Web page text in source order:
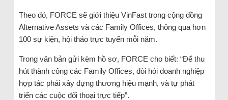
Theo đó, FORCE sẽ giới thiệu VinFast trong cộng đồng
Alternative Assets và các Family Offices, thông qua hơn
100 sự kiện, hội thảo trực tuyến mỗi năm.
Trong văn bản gửi kèm hồ sơ, FORCE cho biết: “Để thu
hút thành công các Family Offices, đòi hỏi doanh nghiệp
hợp tác phải xây dựng thương hiệu mạnh, và tự phát
triển các cuộc đối thoại trực tiếp”.